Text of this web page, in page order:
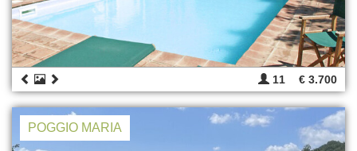
11 € 3.700
POGGIO MARIA